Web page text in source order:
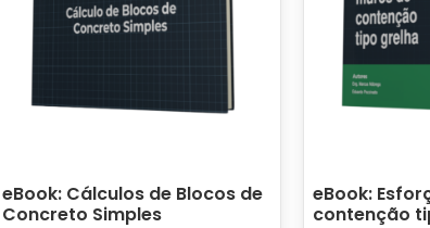
eBook: Cálculos de Blocos de
Concreto Simples
eBook:
contenção